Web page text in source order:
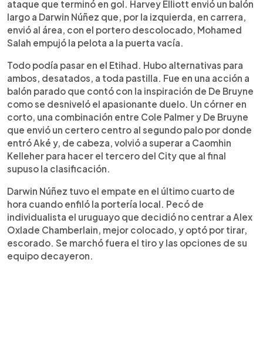
ataque que terminó en gol. Harvey Elliott envió un balón
largo a Darwin Núñez que, por la izquierda, en carrera,
envió al área, con el portero descolocado, Mohamed
Salah empujó la pelota a la puerta vacía.
Todo podía pasar en el Etihad. Hubo alternativas para
ambos, desatados, a toda pastilla. Fue en una acción a
balón parado que contó con la inspiración de De Bruyne
como se desniveló el apasionante duelo. Un córner en
corto, una combinación entre Cole Palmer y De Bruyne
que envió un certero centro al segundo palo por donde
entró Aké y, de cabeza, volvió a superar a Caomhin
Kelleher para hacer el tercero del City que al final
supuso la clasificación.
Darwin Núñez tuvo el empate en el último cuarto de
hora cuando enfiló la portería local. Pecó de
individualista el uruguayo que decidió no centrar a Alex
Oxlade Chamberlain, mejor colocado, y optó por tirar,
escorado. Se marchó fuera el tiro y las opciones de su
equipo decayeron.